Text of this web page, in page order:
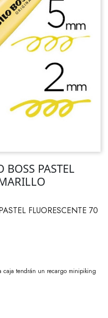
BOSS PASTEL
FLUORESCENTE 70
caja tendrán un recargo minipiking